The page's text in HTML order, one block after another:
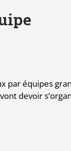
par équipes
devoir